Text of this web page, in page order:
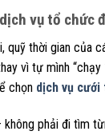
vụ tổ chức
quỹ thời gian của
vì tự mình
chọn dịch vụ
phải đi tìm